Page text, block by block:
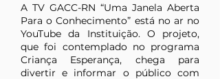
A TV GACC-RN “Uma Janela Aberta
Para o Conhecimento” está no ar no
YouTube da Instituição. O projeto,
que foi contemplado no programa
Criança Esperança, chega para
divertir e informar o público com